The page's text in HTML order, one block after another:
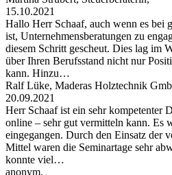
15.10.2021
Hallo Herr Schaaf, auch wenn es bei
ist, Unternehmensberatungen zu
diesem Schritt gescheut. Dies lag im
über Ihren Berufsstand nicht nur
kann. Hinzu…
Ralf Lüke, Maderas Holztechnik
20.09.2021
Herr Schaaf ist ein sehr kompetenter
online – sehr gut vermitteln kann. Es
eingegangen. Durch den Einsatz der
Mittel waren die Seminartage sehr
konnte viel…
anonym,